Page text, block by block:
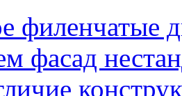
филенчатые
фасад